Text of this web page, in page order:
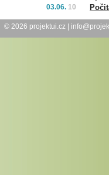
03.06. 10
© 2026 projektui.cz